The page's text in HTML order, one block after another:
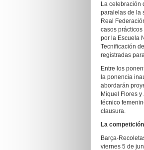
La celebración
paralelas de la
Real
casos
por la Escuela
Tecnificación
registradas
Entre los
la ponencia
abordarán
Miquel Flores
técnico
clausura.
La
Barça-
viernes 5 de